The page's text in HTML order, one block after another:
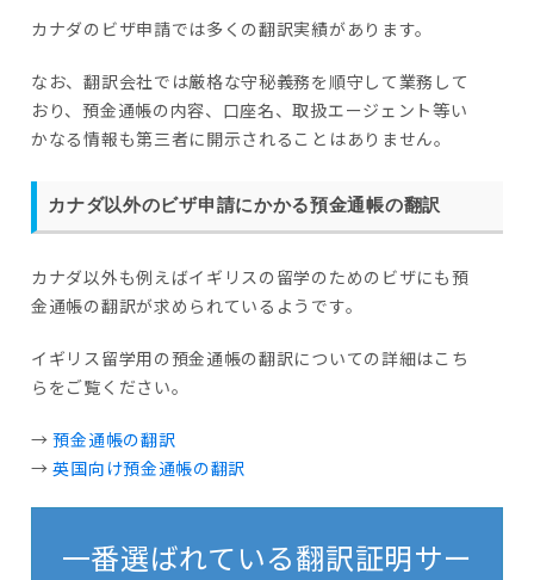
カナダのビザ申請では多くの翻訳実績があります。
なお、翻訳会社では厳格な守秘義務を順守して業務して
おり、預金通帳の内容、口座名、取扱エージェント等い
かなる情報も第三者に開示されることはありません。
カナダ以外のビザ申請にかかる預金通帳の翻訳
カナダ以外も例えばイギリスの留学のためのビザにも預
金通帳の翻訳が求められているようです。
イギリス留学用の預金通帳の翻訳についての詳細はこち
らをご覧ください。
→預金通帳の翻訳
→英国向け預金通帳の翻訳
一番選ばれている翻訳証明サー